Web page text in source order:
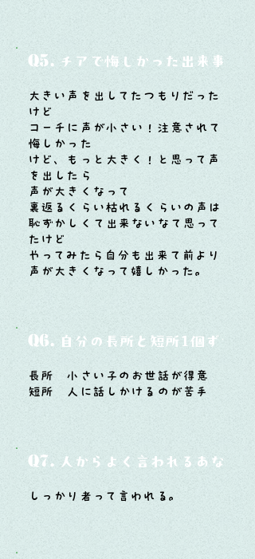
Q5. チアで悔しかった出来事と
大きい声を出してたつもりだった
けど
コーチに声が小さい！注意されて
悔しかった
けど、もっと大きく！と思って声
を出したら
声が大きくなって
裏返るくらい枯れるくらいの声は
恥ずかしくて出来ないなて思って
たけど
やってみたら自分も出来て前より
声が大きくなって嬉しかった。
Q6. 自分の長所と短所1個ずつ
長所 小さい子のお世話が得意
短所 人に話しかけるのが苦手
Q7. 人からよく言われるあなたの
しっかり者って言われる。